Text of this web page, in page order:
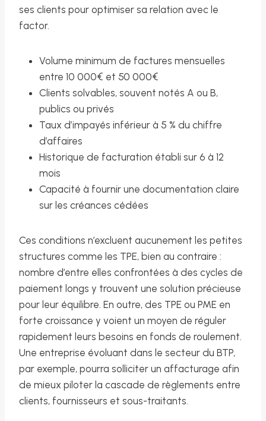
ses clients pour optimiser sa relation avec le
factor.
Volume minimum de factures mensuelles
entre 10 000€ et 50 000€
Clients solvables, souvent notés A ou B,
publics ou privés
Taux d’impayés inférieur à 5 % du chiffre
d’affaires
Historique de facturation établi sur 6 à 12
mois
Capacité à fournir une documentation claire
sur les créances cédées
Ces conditions n’excluent aucunement les petites
structures comme les TPE, bien au contraire :
nombre d’entre elles confrontées à des cycles de
paiement longs y trouvent une solution précieuse
pour leur équilibre. En outre, des TPE ou PME en
forte croissance y voient un moyen de réguler
rapidement leurs besoins en fonds de roulement.
Une entreprise évoluant dans le secteur du BTP,
par exemple, pourra solliciter un affacturage afin
de mieux piloter la cascade de règlements entre
clients, fournisseurs et sous-traitants.